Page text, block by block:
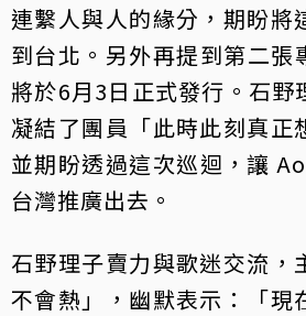
連繫人與人的緣分，期盼將
到台北。另外再提到第二張
將於6月3日正式發行。石野
凝結了團員「此時此刻真正
並期盼透過這次巡迴，讓
台灣推廣出去。
石野理子賣力與歌迷交流，
不會熱」，幽默表示：「現